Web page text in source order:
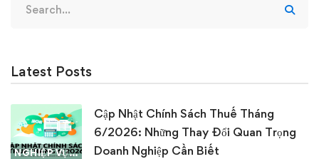
for:
Latest Posts
NGHIỆP VỤ KẾ TOÁN & THUẾ
Cập Nhật Chính Sách Thuế Tháng
6/2026: Những Thay Đổi Quan Trọng
Doanh Nghiệp Cần Biết